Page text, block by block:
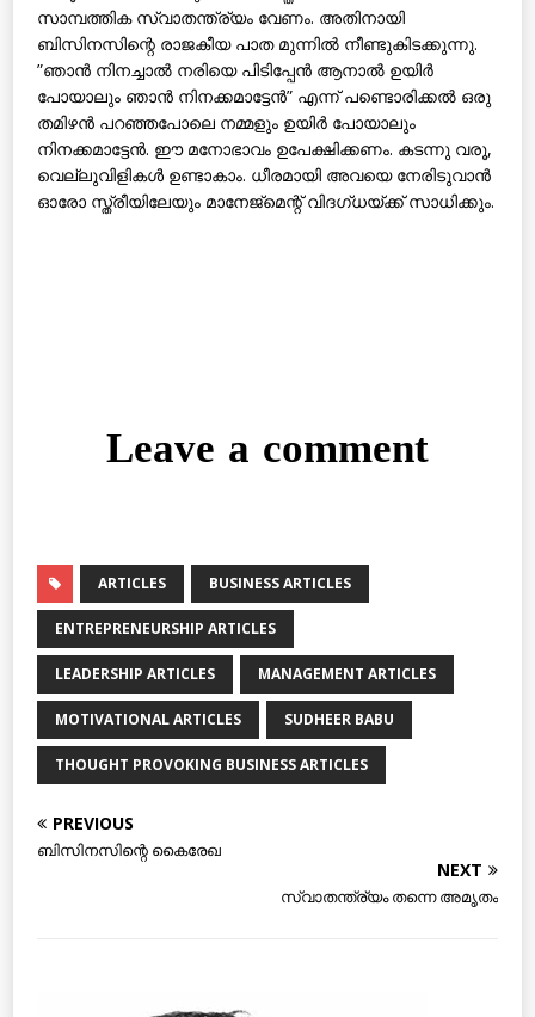
സാമ്പത്തിക സ്വാതന്ത്ര്യം വേണം. അതിനായി
ബിസിനസിന്റെ രാജകീയ പാത മുന്നില്‍ നീണ്ടുകിടക്കുന്നു.
”ഞാന്‍ നിനച്ചാല്‍ നരിയെ പിടിപ്പേന്‍ ആനാല്‍ ഉയിര്‍
പോയാലും ഞാന്‍ നിനക്കമാട്ടേന്‍” എന്ന് പണ്ടൊരിക്കല്‍ ഒരു
തമിഴന്‍ പറഞ്ഞപോലെ നമ്മളും ഉയിര്‍ പോയാലും
നിനക്കമാട്ടേന്‍. ഈ മനോഭാവം ഉപേക്ഷിക്കണം. കടന്നു വരൂ,
വെല്ലുവിളികള്‍ ഉണ്ടാകാം. ധീരമായി അവയെ നേരിടുവാന്‍
ഓരോ സ്ത്രീയിലേയും മാനേജ്‌മെന്റ് വിദഗ്ധയ്ക്ക് സാധിക്കും.
Leave a comment
ARTICLES BUSINESS ARTICLES
ENTREPRENEURSHIP ARTICLES
LEADERSHIP ARTICLES MANAGEMENT ARTICLES
MOTIVATIONAL ARTICLES SUDHEER BABU
THOUGHT PROVOKING BUSINESS ARTICLES
PREVIOUS
ബിസിനസിന്റെ കൈരേഖ
NEXT
സ്വാതന്ത്ര്യം തന്നെ അമൃതം